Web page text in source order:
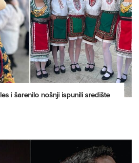
i šarenilo nošnji ispunili središte